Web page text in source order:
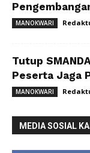
MANOKWARI
Tutup
Peserta Jaga
MANOKWARI
MEDIA SOSIAL